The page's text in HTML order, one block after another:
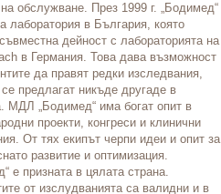
обслужване. През 1999 г. „Бодимед“
лаборатория в България, която
дейност с лабораторията на
в Германия. Това дава възможност
да правят редки изследвания,
се предлагат никъде другаде в
МДЛ „Бодимед“ има богат опит в
проекти, конгреси и клинични
От тях екипът черпи идеи и опит за
развитие и оптимизация.
е призната в цялата страна.
от изслудванията са валидни и в